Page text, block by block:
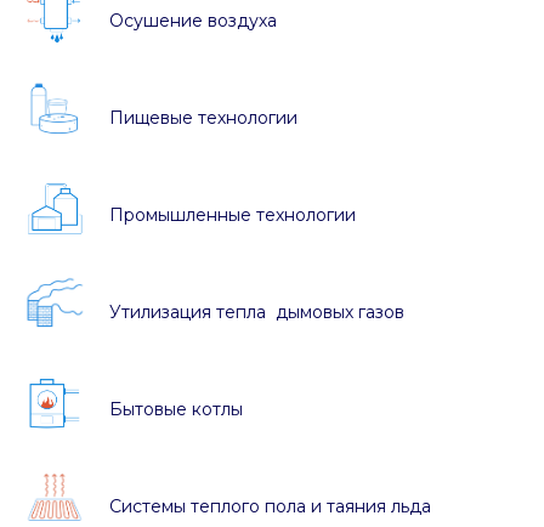
Осушение воздуха
Пищевые технологии
Промышленные технологии
Утилизация тепла дымовых газов
Бытовые котлы
Системы теплого пола и таяния льда